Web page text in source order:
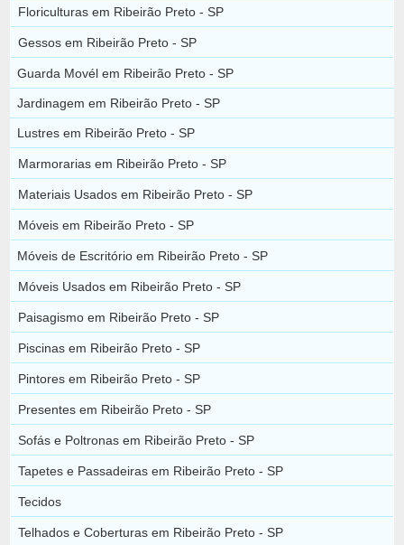
Floriculturas em Ribeirão Preto - SP
Gessos em Ribeirão Preto - SP
Guarda Movél em Ribeirão Preto - SP
Jardinagem em Ribeirão Preto - SP
Lustres em Ribeirão Preto - SP
Marmorarias em Ribeirão Preto - SP
Materiais Usados em Ribeirão Preto - SP
Móveis em Ribeirão Preto - SP
Móveis de Escritório em Ribeirão Preto - SP
Móveis Usados em Ribeirão Preto - SP
Paisagismo em Ribeirão Preto - SP
Piscinas em Ribeirão Preto - SP
Pintores em Ribeirão Preto - SP
Presentes em Ribeirão Preto - SP
Sofás e Poltronas em Ribeirão Preto - SP
Tapetes e Passadeiras em Ribeirão Preto - SP
Tecidos
Telhados e Coberturas em Ribeirão Preto - SP